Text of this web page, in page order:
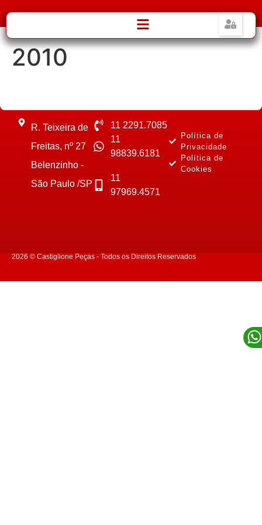
2010
R. Teixeira de
Freitas, nº 27
Belenzinho -
São Paulo /SP
11 2291.7085
11
98839.6181
11
97969.4571
Política de
Privacidade
Política de
Cookies
2026 © Castiglione Peças - Todos os Direitos Reservados